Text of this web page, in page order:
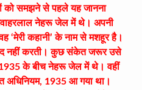
को समझने से पहले यह जानना
नेहरू जेल में थे। अपनी
‘मेरी कहानी’ के नाम से मशहूर है।
नहीं करती। कुछ संकेत जरूर उसे
के बीच नेहरू जेल में थे। वहीं
अधिनियम, 1935 आ गया था।